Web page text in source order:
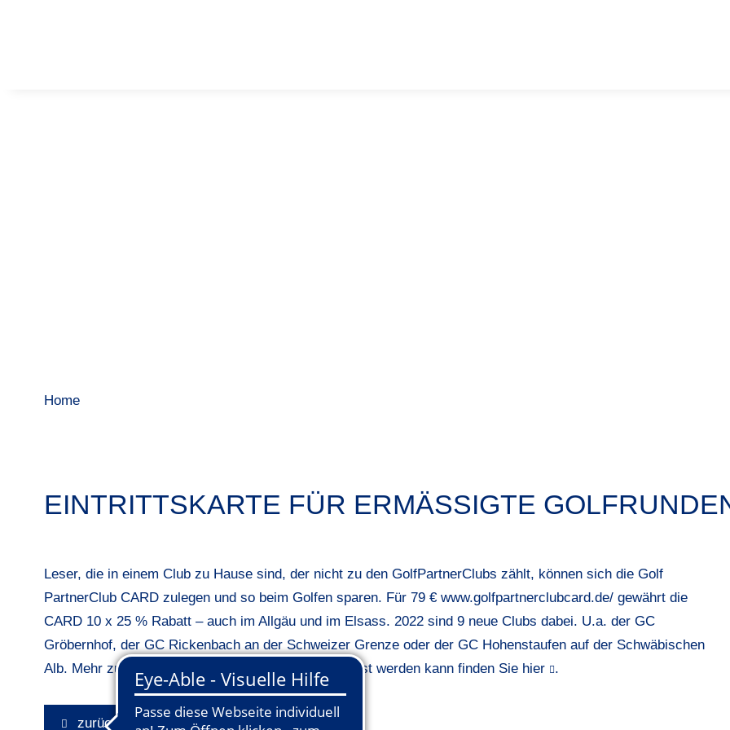
Home
EINTRITTSKARTE FÜR ERMÄSSIGTE
Leser, die in einem Club zu Hause sind, der nicht zu den GolfPartnerClubs zählt, können sich die Golf
PartnerClub CARD zulegen und so beim Golfen sparen. Für 79 € www.golfpartnerclubcard.de/ gewährt die
CARD 10 x 25 % Rabatt – auch im Allgäu und im Elsass. 2022 sind 9 neue Clubs dabei. U.a. der GC
Gröbernhof, der GC Rickenbach an der Schweizer Grenze oder der GC Hohenstaufen auf der Schwäbischen
Alb. Mehr zu den Clubs bei denen die CARD eingelöst werden kann finden Sie hier .
zurück